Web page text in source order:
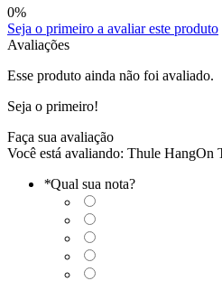
0%
Seja o primeiro a avaliar este produto
Avaliações
Esse produto ainda não foi avaliado.
Seja o primeiro!
Faça sua avaliação
Você está avaliando: Thule HangOn
*Qual sua nota?